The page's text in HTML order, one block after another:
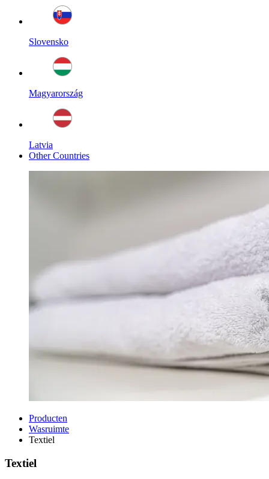
Slovensko
Magyarország
Latvia
Other Countries
Producten
Wasruimte
Textiel
Textiel